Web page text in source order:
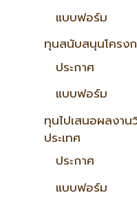
แบบฟอร์ม
ทุนสนับสนุนโครง
ประกาศ
แบบฟอร์ม
ทุนไปเสนอผลงา
ประเทศ
ประกาศ
แบบฟอร์ม